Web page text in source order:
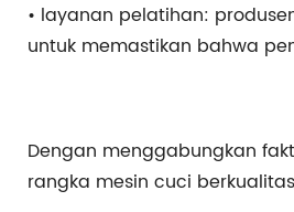
• layanan pelatihan:
untuk memastikan bahwa
Dengan menggabungkan
rangka mesin cuci